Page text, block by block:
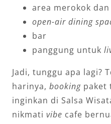
area merokok
open-air dining
bar
panggung untuk
Jadi, tunggu apa lagi?
harinya, bookingpaket
inginkan di Salsa
nikmati vibe cafe